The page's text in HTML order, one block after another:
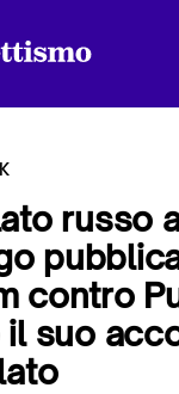
russo
contro
suo